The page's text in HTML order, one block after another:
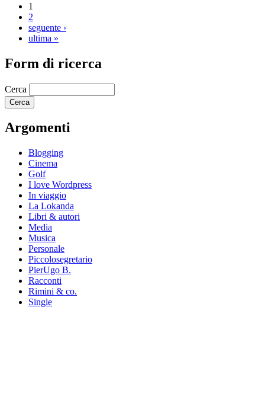
1
2
seguente ›
ultima »
Form di ricerca
Cerca
Argomenti
Blogging
Cinema
Golf
I love Wordpress
In viaggio
La Lokanda
Libri & autori
Media
Musica
Personale
Piccolosegretario
PierUgo B.
Racconti
Rimini & co.
Single